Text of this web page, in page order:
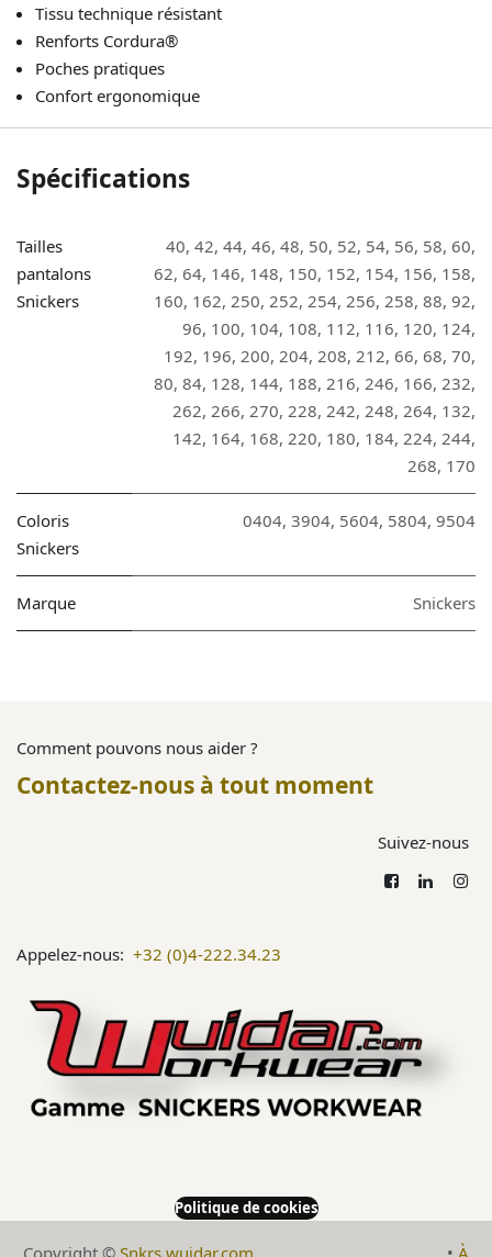
Tissu technique résistant
Renforts Cordura®
Poches pratiques
Confort ergonomique
Spécifications
Tailles
pantalons
Snickers
40, 42, 44, 46, 48, 50, 52, 54, 56, 58, 60,
62, 64, 146, 148, 150, 152, 154, 156, 158,
160, 162, 250, 252, 254, 256, 258, 88, 92,
96, 100, 104, 108, 112, 116, 120, 124,
192, 196, 200, 204, 208, 212, 66, 68, 70,
80, 84, 128, 144, 188, 216, 246, 166, 232,
262, 266, 270, 228, 242, 248, 264, 132,
142, 164, 168, 220, 180, 184, 224, 244,
268, 170
Coloris
Snickers
0404, 3904, 5604, 5804, 9504
Marque Snickers
Comment pouvons nous aider ?
Contactez-nous à tout moment
Suivez-nous
Appelez-nous: +32 (0)4-222.34.23
Politique de cookies